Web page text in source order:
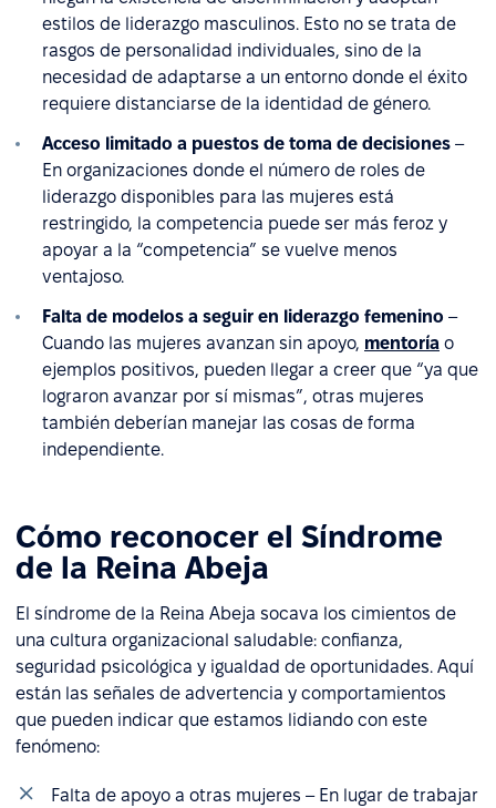
estilos de liderazgo masculinos. Esto no se trata de
rasgos de personalidad individuales, sino de la
necesidad de adaptarse a un entorno donde el éxito
requiere distanciarse de la identidad de género.
Acceso limitado a puestos de toma de decisiones –
En organizaciones donde el número de roles de
liderazgo disponibles para las mujeres está
restringido, la competencia puede ser más feroz y
apoyar a la “competencia” se vuelve menos
ventajoso.
Falta de modelos a seguir en liderazgo femenino –
Cuando las mujeres avanzan sin apoyo, mentoría o
ejemplos positivos, pueden llegar a creer que “ya que
lograron avanzar por sí mismas”, otras mujeres
también deberían manejar las cosas de forma
independiente.
Cómo reconocer el Síndrome
de la Reina Abeja
El síndrome de la Reina Abeja socava los cimientos de
una cultura organizacional saludable: confianza,
seguridad psicológica y igualdad de oportunidades. Aquí
están las señales de advertencia y comportamientos
que pueden indicar que estamos lidiando con este
fenómeno:
Falta de apoyo a otras mujeres – En lugar de trabajar